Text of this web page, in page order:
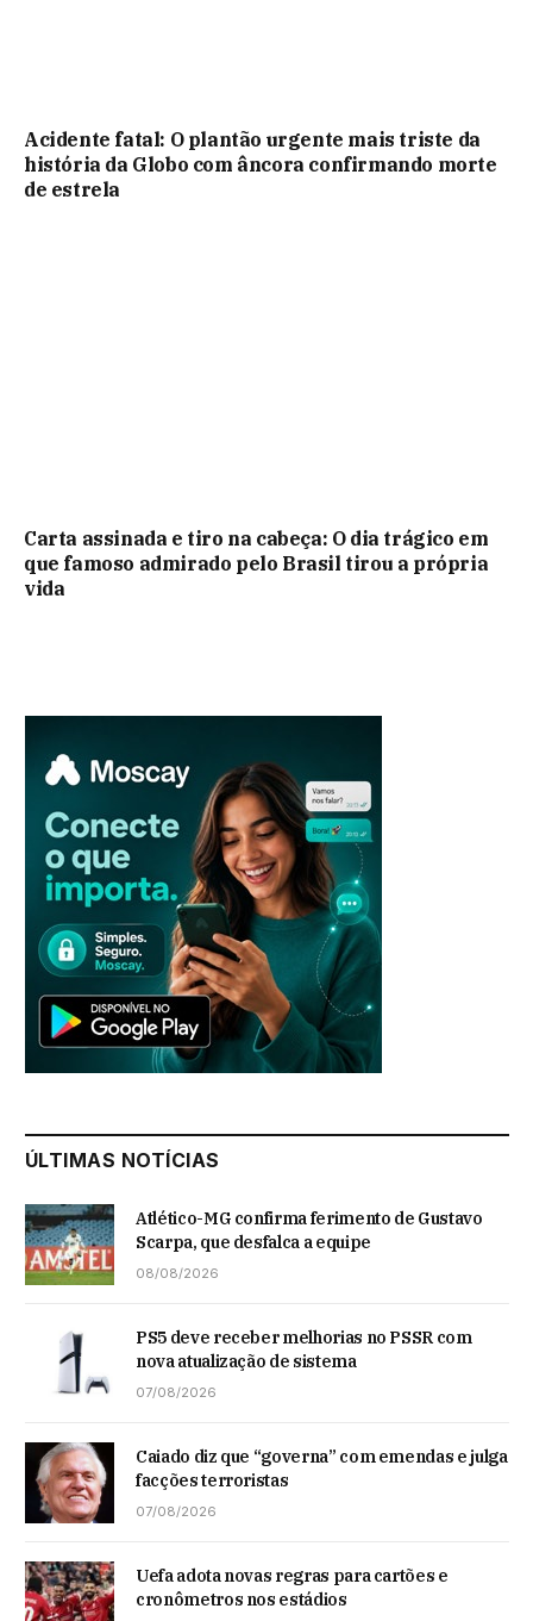
Acidente fatal: O plantão urgente mais triste da
história da Globo com âncora confirmando morte
de estrela
Carta assinada e tiro na cabeça: O dia trágico em
que famoso admirado pelo Brasil tirou a própria
vida
ÚLTIMAS NOTÍCIAS
Atlético-MG confirma ferimento de Gustavo
Scarpa, que desfalca a equipe
08/08/2026
PS5 deve receber melhorias no PSSR com
nova atualização de sistema
07/08/2026
Caiado diz que “governa” com emendas e julga
facções terroristas
07/08/2026
Uefa adota novas regras para cartões e
cronômetros nos estádios